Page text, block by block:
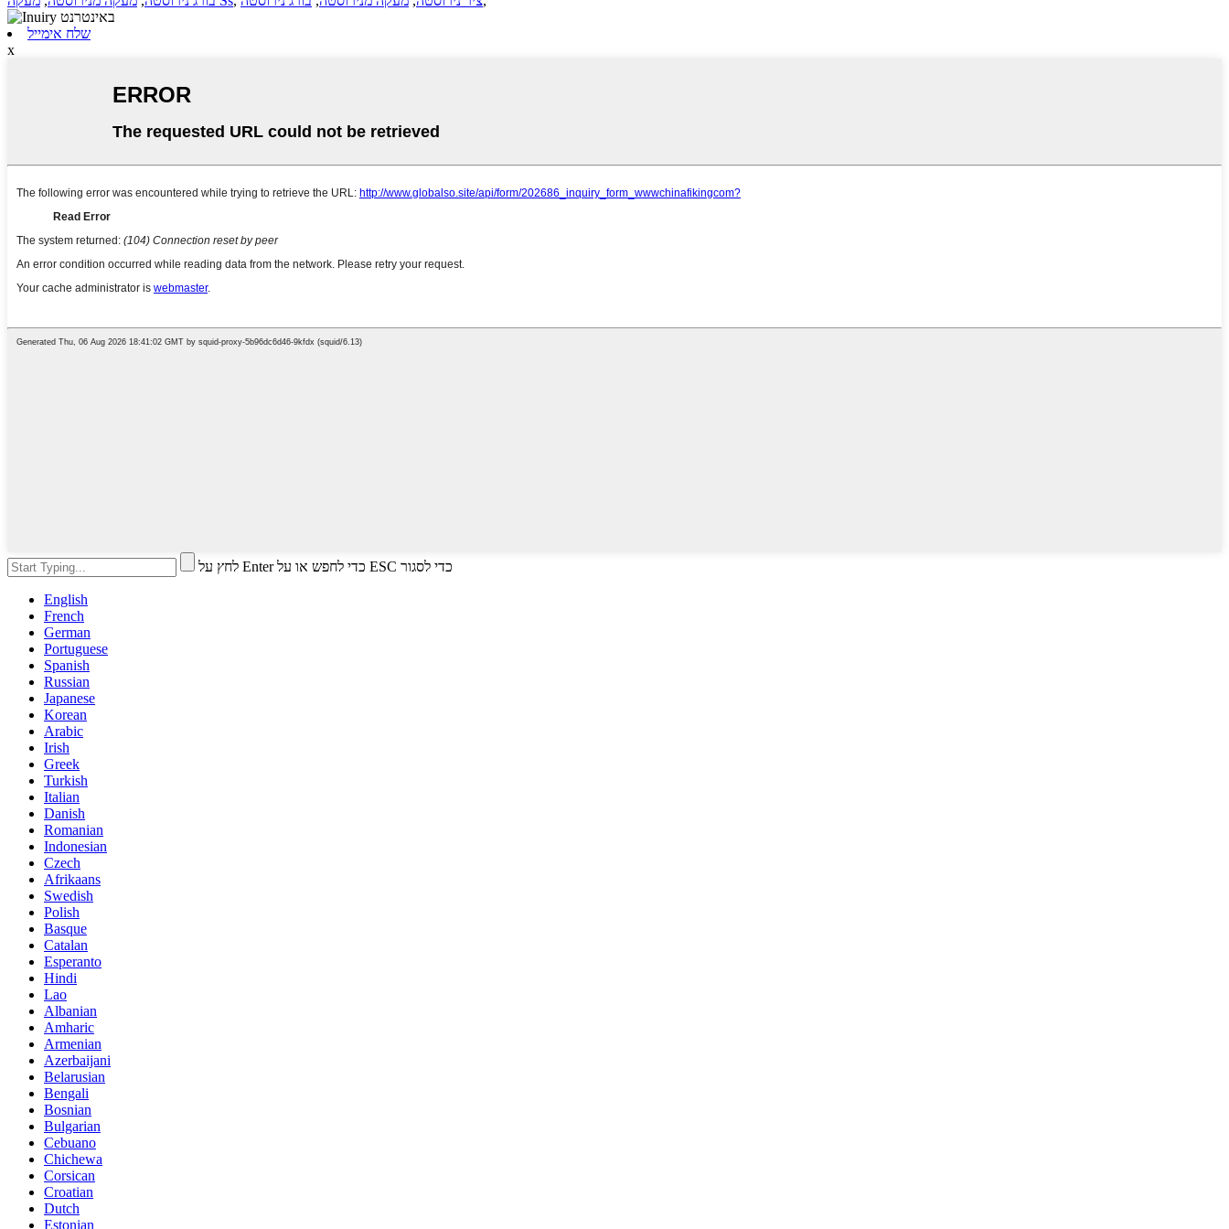
שלח אימייל
x
לחץ על Enter כדי לחפש או על ESC כדי לסגור
English
French
German
Portuguese
Spanish
Russian
Japanese
Korean
Arabic
Irish
Greek
Turkish
Italian
Danish
Romanian
Indonesian
Czech
Afrikaans
Swedish
Polish
Basque
Catalan
Esperanto
Hindi
Lao
Albanian
Amharic
Armenian
Azerbaijani
Belarusian
Bengali
Bosnian
Bulgarian
Cebuano
Chichewa
Corsican
Croatian
Dutch
Estonian